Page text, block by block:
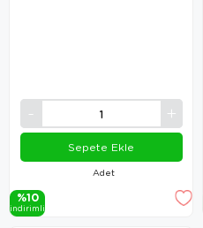
Adet
Sepete Ekle
%10
i̇ndi̇ri̇mli̇